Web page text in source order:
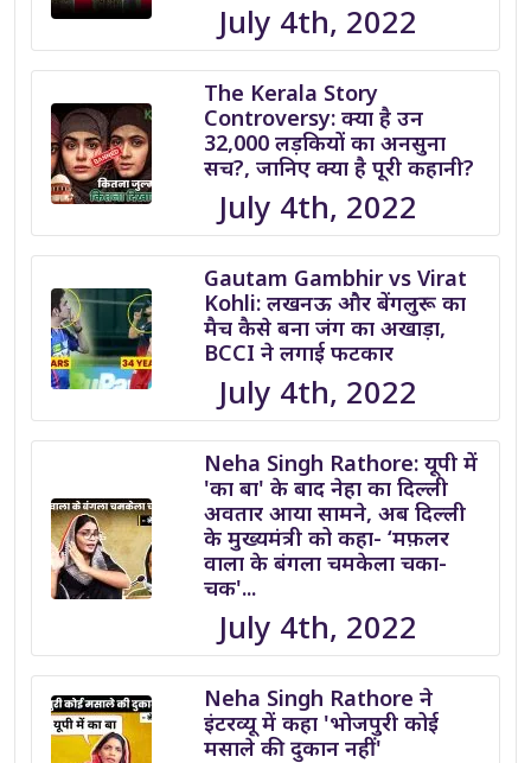
July 4th, 2022
The Kerala Story
Controversy: क्या है उन
32,000 लड़कियों का अनसुना
सच?, जानिए क्या है पूरी कहानी?
July 4th, 2022
Gautam Gambhir vs Virat
Kohli: लखनऊ और बेंगलुरू का
मैच कैसे बना जंग का अखाड़ा,
BCCI ने लगाई फटकार
July 4th, 2022
Neha Singh Rathore: यूपी में
'का बा' के बाद नेहा का दिल्ली
अवतार आया सामने, अब दिल्ली
के मुख्यमंत्री को कहा- ‘मफ़लर
वाला के बंगला चमकेला चका-
चक'...
July 4th, 2022
Neha Singh Rathore ने
इंटरव्यू में कहा 'भोजपुरी कोई
मसाले की दुकान नहीं'